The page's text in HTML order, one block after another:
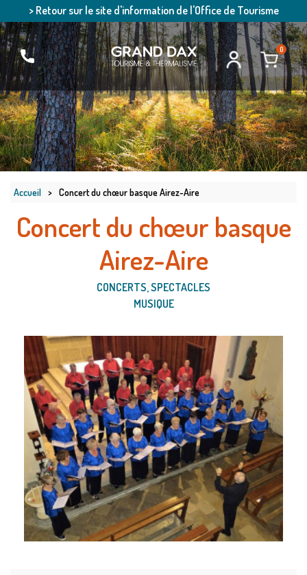
> Retour sur le site d'information de l'Office de Tourisme
0
Accueil > Concert du chœur basque Airez-Aire
Concert du chœur basque
Airez-Aire
CONCERTS, SPECTACLES
MUSIQUE